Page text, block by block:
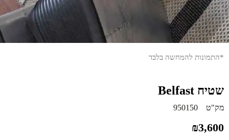
*התמונות להמחשה בלבד
שטיח Belfast
מק"ט 950150
₪3,600